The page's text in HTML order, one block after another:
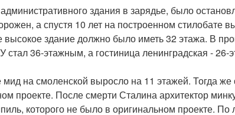
здания в зарядье, было
а спустя 10 лет на построенном стилобате
здание должно было иметь 32 этажа. В
36-этажным, а гостиница ленинградская - 26-
мид на смоленской выросло на 11 этажей. Тогда
проекте. После смерти Сталина архитектор
которого не было в оригинальном проекте. По